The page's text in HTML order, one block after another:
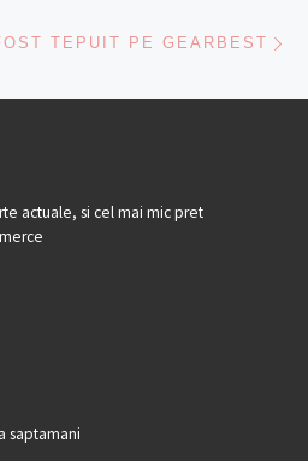
TEPUIT PE GEARBEST
actuale, si cel mai mic pret
saptamani